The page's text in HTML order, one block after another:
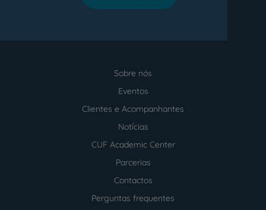
Sobre nós
Eventos
Clientes e Acompanhantes
Notícias
CUF Academic Center
Parcerias
Contactos
Perguntas frequentes